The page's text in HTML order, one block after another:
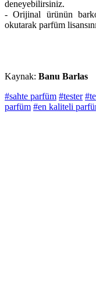
deneyebilirsiniz.
- Orijinal ürünün
okutarak parfüm
Kaynak: Banu Barlas
#sahte parfüm #tester
parfüm #en kaliteli